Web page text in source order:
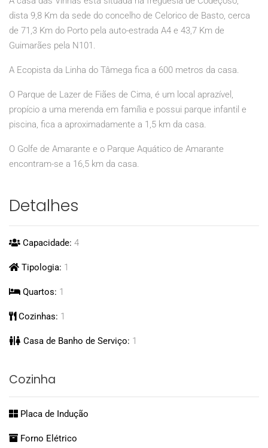
dista 9,8 Km da sede do concelho de Celorico de Basto, cerca
de 71,3 Km do Porto pela auto-estrada A4 e 43,7 Km de
Guimarães pela N101.
A Ecopista da Linha do Tâmega fica a 600 metros da casa.
O Parque de Lazer de Fiães de Cima, é um local aprazível,
propício a uma merenda em família e possui parque infantil e
piscina, fica a aproximadamente a 1,5 km da casa.
O Golfe de Amarante e o Parque Aquático de Amarante
encontram-se a 16,5 km da casa.
Detalhes
Capacidade: 4
Tipologia: 1
Quartos: 1
Cozinhas: 1
Casa de Banho de Serviço: 1
Cozinha
Placa de Indução
Forno Elétrico